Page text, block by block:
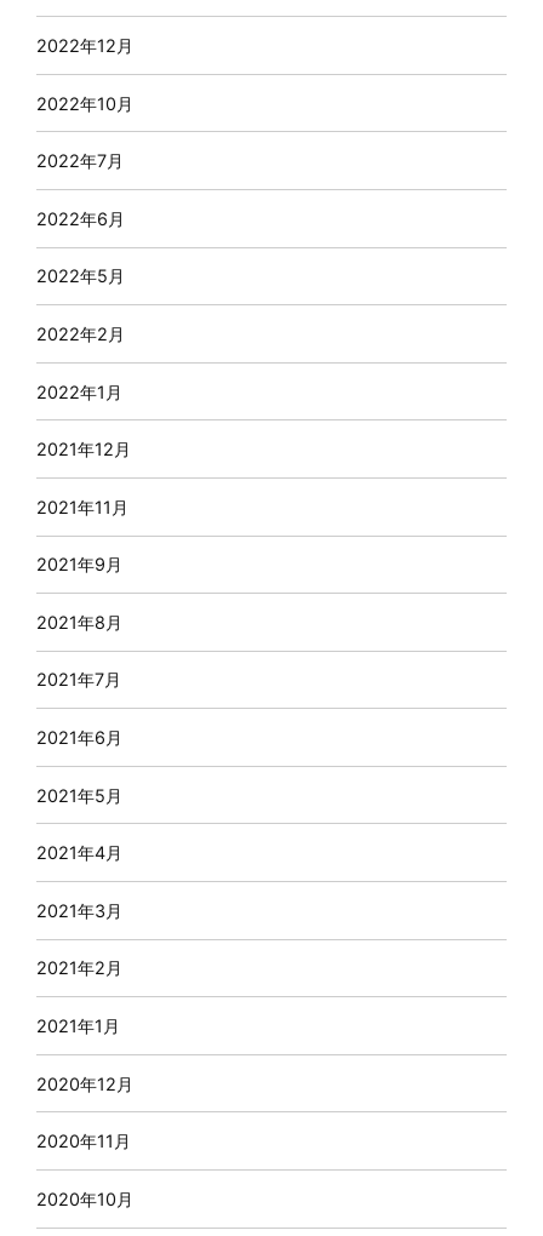
2022年12月
2022年10月
2022年7月
2022年6月
2022年5月
2022年2月
2022年1月
2021年12月
2021年11月
2021年9月
2021年8月
2021年7月
2021年6月
2021年5月
2021年4月
2021年3月
2021年2月
2021年1月
2020年12月
2020年11月
2020年10月